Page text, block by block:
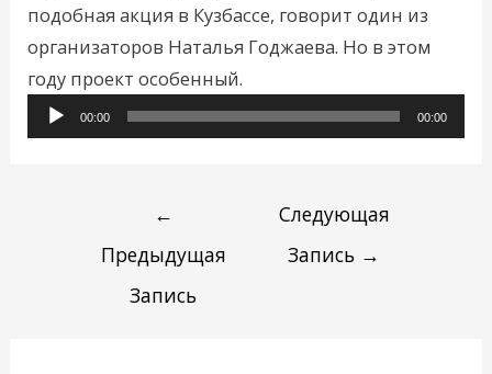
подобная акция в Кузбассе, говорит один из
организаторов Наталья Годжаева. Но в этом
году проект особенный.
00:00 00:00
←
Предыдущая
Запись
Следующая
Запись →